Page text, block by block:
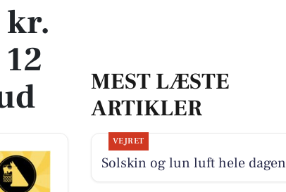
MEST LÆSTE
ARTIKLER
VEJRET
Solskin og lun luft hele dagen